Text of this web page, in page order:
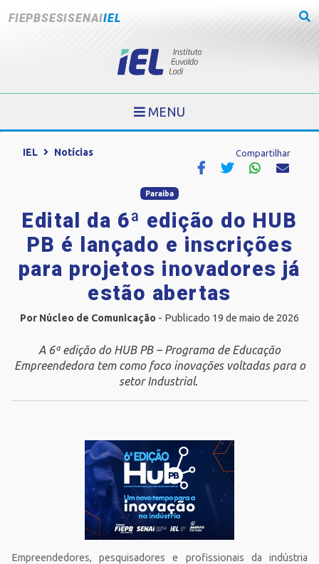
FIEPBSESISENAIIEL
MENU
IEL Notícias Compartilhar
Paraíba
Edital da 6ª edição do HUB
PB é lançado e inscrições
para projetos inovadores já
estão abertas
Por Núcleo de Comunicação - Publicado 19 de maio de 2026
A 6ª edição do HUB PB – Programa de Educação
Empreendedora tem como foco inovações voltadas para o
setor Industrial.
Empreendedores, pesquisadores e profissionais da indústria